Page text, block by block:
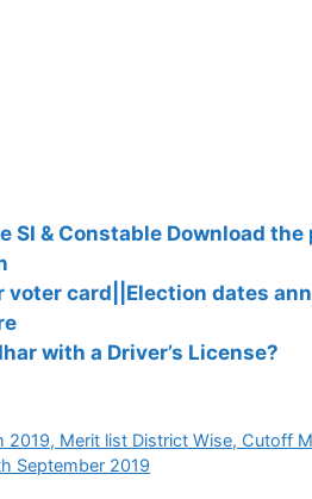
SI & Constable Download
voter card||Election dates
with a Driver’s License?
2019, Merit list District Wise, Cutoff
September 2019